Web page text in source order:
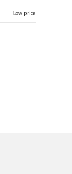
Low price